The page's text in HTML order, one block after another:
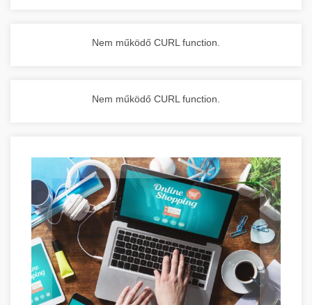
Nem működő CURL function.
Nem működő CURL function.